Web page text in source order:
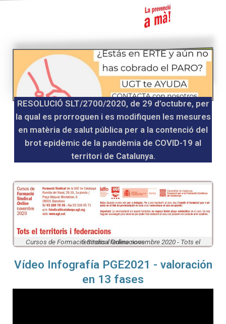
RESOLUCIÓ SLT/2700/2020, de 29 d’octubre, per
la qual es prorroguen i es modifiquen les mesures
en matèria de salut pública per a la contenció del
brot epidèmic de la pandèmia de COVID-19 al
territori de Catalunya.
Cursos de Formació Sindical Online novembre 2020 - Tots el territoris i federacions
Vídeo Infografía PGE2021 - valoración
en 13 fases